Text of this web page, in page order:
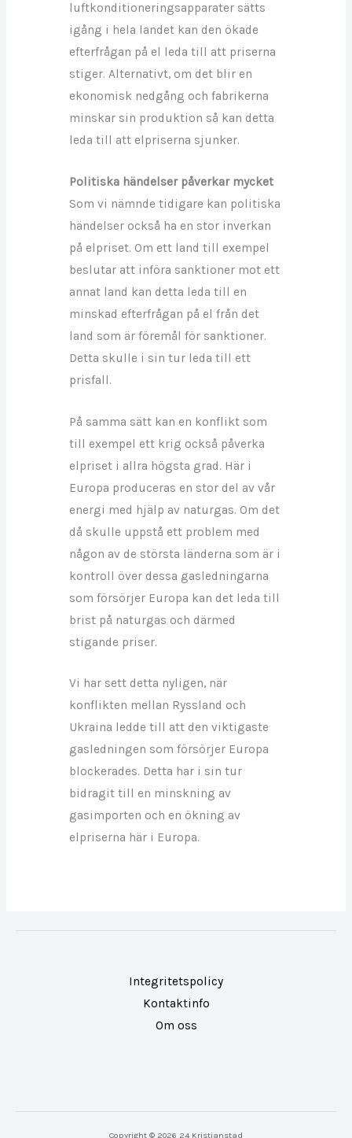
luftkonditioneringsapparater sätts
igång i hela landet kan den ökade
efterfrågan på el leda till att priserna
stiger. Alternativt, om det blir en
ekonomisk nedgång och fabrikerna
minskar sin produktion så kan detta
leda till att elpriserna sjunker.
Politiska händelser påverkar mycket
Som vi nämnde tidigare kan politiska
händelser också ha en stor inverkan
på elpriset. Om ett land till exempel
beslutar att införa sanktioner mot ett
annat land kan detta leda till en
minskad efterfrågan på el från det
land som är föremål för sanktioner.
Detta skulle i sin tur leda till ett
prisfall.
På samma sätt kan en konflikt som
till exempel ett krig också påverka
elpriset i allra högsta grad. Här i
Europa produceras en stor del av vår
energi med hjälp av naturgas. Om det
då skulle uppstå ett problem med
någon av de största länderna som är i
kontroll över dessa gasledningarna
som försörjer Europa kan det leda till
brist på naturgas och därmed
stigande priser.
Vi har sett detta nyligen, när
konflikten mellan Ryssland och
Ukraina ledde till att den viktigaste
gasledningen som försörjer Europa
blockerades. Detta har i sin tur
bidragit till en minskning av
gasimporten och en ökning av
elpriserna här i Europa.
Integritetspolicy
Kontaktinfo
Om oss
Copyright © 2026 24 Kristianstad